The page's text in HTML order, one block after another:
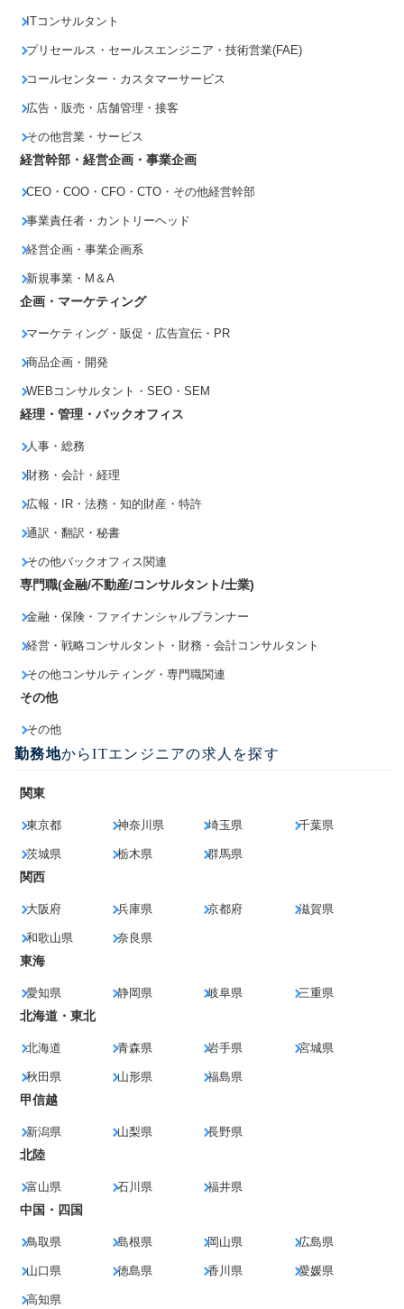
ITコンサルタント
プリセールス・セールスエンジニア・技術営業(FAE)
コールセンター・カスタマーサービス
広告・販売・店舗管理・接客
その他営業・サービス
経営幹部・経営企画・事業企画
CEO・COO・CFO・CTO・その他経営幹部
事業責任者・カントリーヘッド
経営企画・事業企画系
新規事業・M＆A
企画・マーケティング
マーケティング・販促・広告宣伝・PR
商品企画・開発
WEBコンサルタント・SEO・SEM
経理・管理・バックオフィス
人事・総務
財務・会計・経理
広報・IR・法務・知的財産・特許
通訳・翻訳・秘書
その他バックオフィス関連
専門職(金融/不動産/コンサルタント/士業)
金融・保険・ファイナンシャルプランナー
経営・戦略コンサルタント・財務・会計コンサルタント
その他コンサルティング・専門職関連
その他
その他
勤務地からITエンジニアの求人を探す
関東
東京都 神奈川県 埼玉県 千葉県
茨城県 栃木県 群馬県
関西
大阪府 兵庫県 京都府 滋賀県
和歌山県 奈良県
東海
愛知県 静岡県 岐阜県 三重県
北海道・東北
北海道 青森県 岩手県 宮城県
秋田県 山形県 福島県
甲信越
新潟県 山梨県 長野県
北陸
富山県 石川県 福井県
中国・四国
鳥取県 島根県 岡山県 広島県
山口県 徳島県 香川県 愛媛県
高知県